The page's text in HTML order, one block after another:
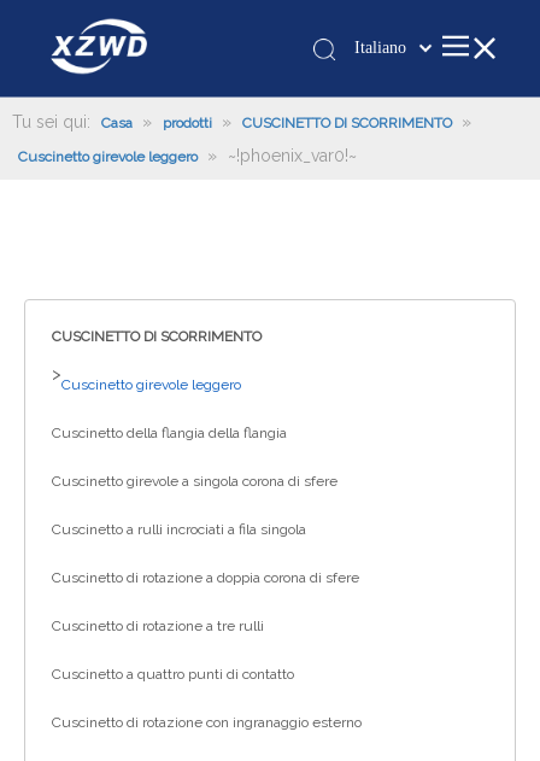
Italiano
românesc
Türk dili
Deutsch
Tu sei qui: Casa » prodotti » CUSCINETTO DI SCORRIMENTO »
Cuscinetto girevole leggero » ~!phoenix_var0!~
CUSCINETTO DI SCORRIMENTO
>
Cuscinetto girevole leggero
Cuscinetto della flangia della flangia
Cuscinetto girevole a singola corona di sfere
Cuscinetto a rulli incrociati a fila singola
Cuscinetto di rotazione a doppia corona di sfere
Cuscinetto di rotazione a tre rulli
Cuscinetto a quattro punti di contatto
Cuscinetto di rotazione con ingranaggio esterno